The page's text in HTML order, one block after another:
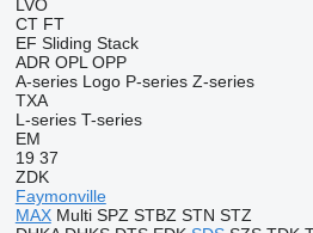
LVO
CT FT
EF Sliding Stack
ADR OPL OPP
A-series Logo P-series Z-series
TXA
L-series T-series
EM
19 37
ZDK
Faymonville
MAX Multi SPZ STBZ STN STZ